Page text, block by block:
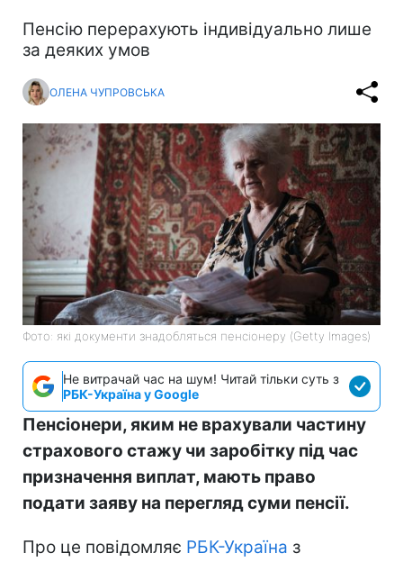
Пенсію перерахують індивідуально лише
за деяких умов
ОЛЕНА ЧУПРОВСЬКА
Фото: які документи знадобляться пенсіонеру (Getty Images)
Не витрачай час на шум! Читай тільки суть з
РБК-Україна у Google
Пенсіонери, яким не врахували частину
страхового стажу чи заробітку під час
призначення виплат, мають право
подати заяву на перегляд суми пенсії.
Про це повідомляє РБК-Україна з